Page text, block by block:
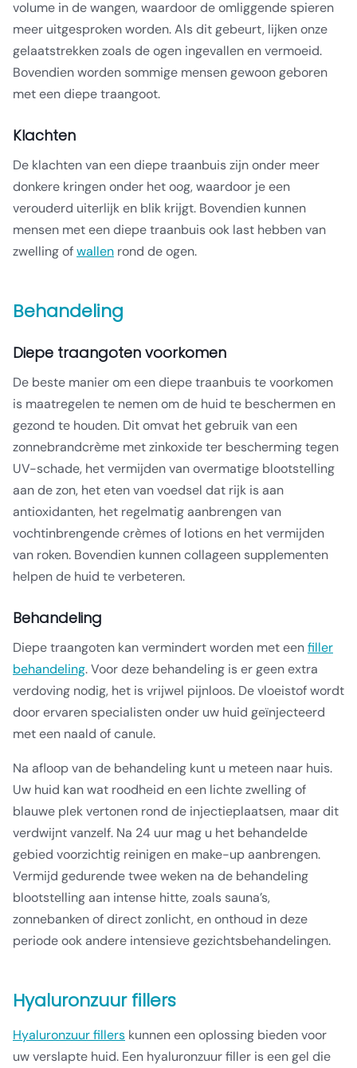
volume in de wangen, waardoor de omliggende spieren
meer uitgesproken worden. Als dit gebeurt, lijken onze
gelaatstrekken zoals de ogen ingevallen en vermoeid.
Bovendien worden sommige mensen gewoon geboren
met een diepe traangoot.
Klachten
De klachten van een diepe traanbuis zijn onder meer
donkere kringen onder het oog, waardoor je een
verouderd uiterlijk en blik krijgt. Bovendien kunnen
mensen met een diepe traanbuis ook last hebben van
zwelling ofwallen rond de ogen.
Behandeling
Diepe traangoten voorkomen
De beste manier om een diepe traanbuis te voorkomen
is maatregelen te nemen om de huid te beschermen en
gezond te houden. Dit omvat het gebruik van een
zonnebrandcrème met zinkoxide ter bescherming tegen
UV-schade, het vermijden van overmatige blootstelling
aan de zon, het eten van voedsel dat rijk is aan
antioxidanten, het regelmatig aanbrengen van
vochtinbrengende crèmes of lotions en het vermijden
van roken. Bovendien kunnen collageen supplementen
helpen de huid te verbeteren.
Behandeling
Diepe traangoten kan vermindert worden met eenfiller
behandeling. Voor deze behandeling is er geen extra
verdoving nodig, het is vrijwel pijnloos. De vloeistof wordt
door ervaren specialisten onder uw huid geïnjecteerd
met een naald of canule.
Na afloop van de behandeling kunt u meteen naar huis.
Uw huid kan wat roodheid en een lichte zwelling of
blauwe plek vertonen rond de injectieplaatsen, maar dit
verdwijnt vanzelf. Na 24 uur mag u het behandelde
gebied voorzichtig reinigen en make-up aanbrengen.
Vermijd gedurende twee weken na de behandeling
blootstelling aan intense hitte, zoals sauna’s,
zonnebanken of direct zonlicht, en onthoud in deze
periode ook andere intensieve gezichtsbehandelingen.
Hyaluronzuur fillers
Hyaluronzuur fillers kunnen een oplossing bieden voor
uw verslapte huid. Een hyaluronzuur filler is een gel die